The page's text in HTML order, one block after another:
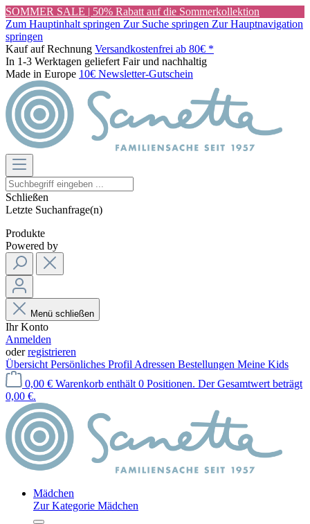
SOMMER SALE | 50% Rabatt auf die Sommerkollektion
Zum Hauptinhalt springen Zur Suche springen Zur Hauptnavigation
springen
Kauf auf Rechnung Versandkostenfrei ab 80€ *
In 1-3 Werktagen geliefert Fair und nachhaltig
Made in Europe 10€ Newsletter-Gutschein
Schließen
Letzte Suchanfrage(n)
Produkte
Powered by
Menü schließen
Ihr Konto
Anmelden
oderregistrieren
Übersicht Persönliches Profil Adressen Bestellungen Meine Kids
0,00 € Warenkorb enthält 0 Positionen. Der Gesamtwert beträgt
0,00 €.
Mädchen
Zur Kategorie Mädchen